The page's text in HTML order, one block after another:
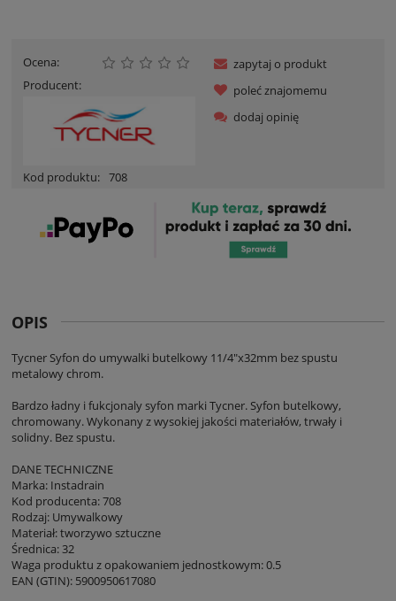
Ocena:
Producent:
Kod produktu: 708
zapytaj o produkt
poleć znajomemu
dodaj opinię
OPIS
Tycner Syfon do umywalki butelkowy 11/4"x32mm bez spustu
metalowy chrom.
Bardzo ładny i fukcjonaly syfon marki Tycner. Syfon butelkowy,
chromowany. Wykonany z wysokiej jakości materiałów, trwały i
solidny. Bez spustu.
DANE TECHNICZNE
Marka: Instadrain
Kod producenta: 708
Rodzaj: Umywalkowy
Materiał: tworzywo sztuczne
Średnica: 32
Waga produktu z opakowaniem jednostkowym: 0.5
EAN (GTIN): 5900950617080